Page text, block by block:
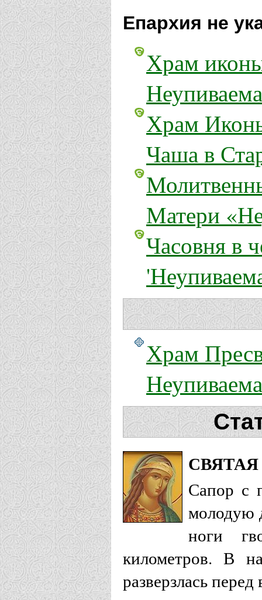
Епархия не
Храм
Храм
Чаша в
Матери
Часовня в
Храм
Сапор с
молодую
ноги
километров. В
разверзлась